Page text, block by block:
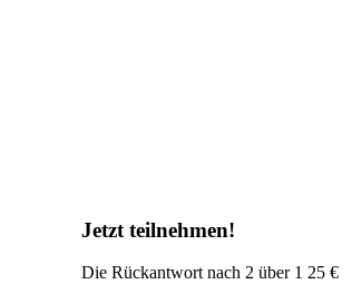
Jetzt teilnehmen!
Die Rückantwort nach 2 über 1 25 €